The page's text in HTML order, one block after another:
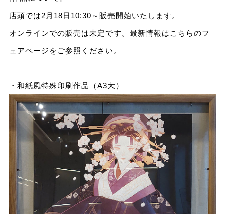
店頭では2月18日10:30～販売開始いたします。
オンラインでの販売は未定です。最新情報はこちらのフ
ェアページをご参照ください。
・和紙風特殊印刷作品（A3大）